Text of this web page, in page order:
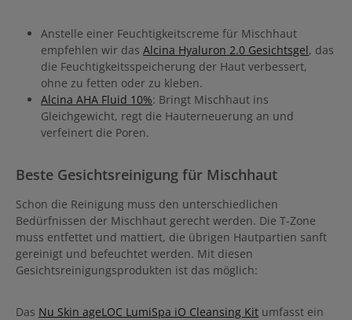
Anstelle einer Feuchtigkeitscreme für Mischhaut
empfehlen wir das Alcina Hyaluron 2.0 Gesichtsgel, das
die Feuchtigkeitsspeicherung der Haut verbessert,
ohne zu fetten oder zu kleben.
Alcina AHA Fluid 10%: Bringt Mischhaut ins
Gleichgewicht, regt die Hauterneuerung an und
verfeinert die Poren.
Beste Gesichtsreinigung für Mischhaut
Schon die Reinigung muss den unterschiedlichen
Bedürfnissen der Mischhaut gerecht werden. Die T-Zone
muss entfettet und mattiert, die übrigen Hautpartien sanft
gereinigt und befeuchtet werden. Mit diesen
Gesichtsreinigungsprodukten ist das möglich:
Das Nu Skin ageLOC LumiSpa iO Cleansing Kit umfasst ein